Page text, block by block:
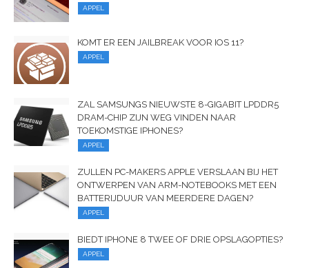
APPEL
KOMT ER EEN JAILBREAK VOOR IOS 11?
APPEL
ZAL SAMSUNGS NIEUWSTE 8-GIGABIT LPDDR5
DRAM-CHIP ZIJN WEG VINDEN NAAR
TOEKOMSTIGE IPHONES?
APPEL
ZULLEN PC-MAKERS APPLE VERSLAAN BIJ HET
ONTWERPEN VAN ARM-NOTEBOOKS MET EEN
BATTERIJDUUR VAN MEERDERE DAGEN?
APPEL
BIEDT IPHONE 8 TWEE OF DRIE OPSLAGOPTIES?
APPEL